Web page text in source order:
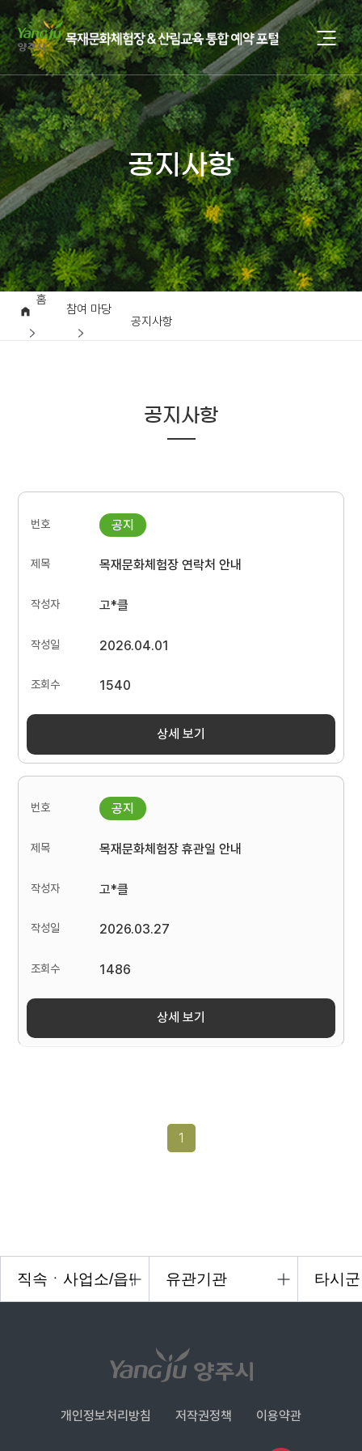
공지사항
홈
참여 마당
공지사항
공지사항
목재문화체험장 연락처 안내
고*클
2026.04.01
1540
상세 보기
목재문화체험장 휴관일 안내
고*클
2026.03.27
1486
상세 보기
1
개인정보처리방침 저작권정책 이용약관